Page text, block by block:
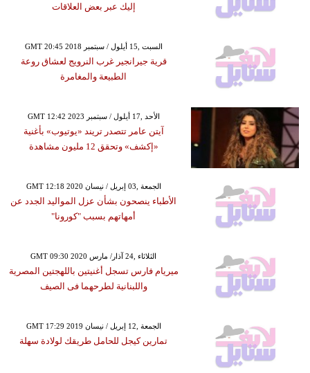
إليك عبر بعض العلاقات
GMT 20:45 2018 السبت ,15 أيلول / سبتمبر
قرية جيرانجير غرب النرويج لعشاق روعة
الطبيعة والمغامرة
GMT 12:42 2023 الأحد ,17 أيلول / سبتمبر
آيتن عامر تتصدر تريند «يوتيوب» بأغنية
«إكشف» وتحقق 12 مليون مشاهدة
GMT 12:18 2020 الجمعة ,03 إبريل / نيسان
الأطباء ينصحون بشأن عزل المواليد الجدد عن
أمهاتهم بسبب "كورونا"
GMT 09:30 2020 الثلاثاء ,24 آذار/ مارس
ميريام فارس تسجل أغنيتين باللهجتين المصرية
واللبنانية لطرحهما فى الصيف
GMT 17:29 2019 الجمعة ,12 إبريل / نيسان
تمارين كيجل للحامل طريقك لولادة سهلة